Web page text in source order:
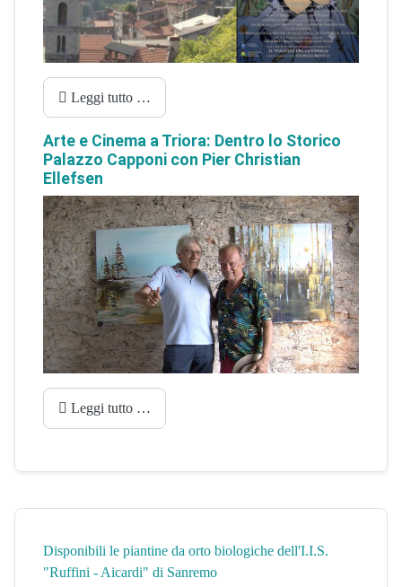
Leggi tutto …
Arte e Cinema a Triora: Dentro lo Storico
Palazzo Capponi con Pier Christian
Ellefsen
Leggi tutto …
Disponibili le piantine da orto biologiche dell'I.I.S.
"Ruffini - Aicardi" di Sanremo